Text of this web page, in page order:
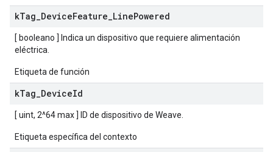
kTag DeviceFeature LinePowered
[ booleano ] Indica un dispositivo que requiere alimentación
eléctrica.
Etiqueta de función
kTag DeviceId
[ uint, 2^64 max ] ID de dispositivo de Weave.
Etiqueta específica del contexto